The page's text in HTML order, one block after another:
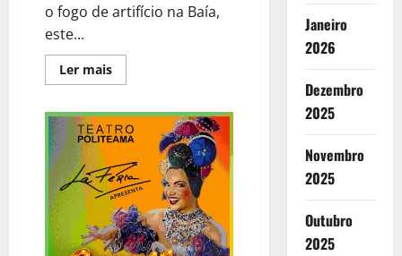
o fogo de artifício na Baía,
este...
Ler maisLeia
mais
de
Ano
em
Cascais:
Fogo
de
Artifício
marcado
para
6
locais
Janeiro
2026
Dezembro
2025
Novembro
2025
Outubro
2025